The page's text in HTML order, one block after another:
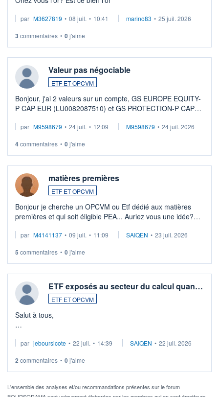
par M3627819 • 08 juil. • 10:41 marino83 • 25 juil. 2026
3 commentaires • 0j'aime
Valeur pas négociable
ETF ET OPCVM
Bonjour, j'ai 2 valeurs sur un compte, GS EUROPE EQUITY-
P CAP EUR (LU0082087510) et GS PROTECTION-P CAP
veux procéder à la vente, on me signale ...
par M9598679 • 24 juil. • 12:09 M9598679 • 24 juil. 2026
4commentaires • 0j'aime
matières premières
ETF ET OPCVM
Bonjour je cherche un OPCVM ou Etf dédié aux matières
premières et qui soit éligible PEA... Auriez vous une idée?
par M4141137 • 09 juil. • 11:09 SAIQEN • 23 juil. 2026
5 commentaires • 0j'aime
ETF exposés au secteur du calcul quan…
ETF ET OPCVM
Salut à tous,
via un ETF plutôt que des actions individuelles.
Idéalement, je voudrais qu'il soit éligible au PEA.
Pour l' ...
par jeboursicote • 22 juil. • 14:39 SAIQEN • 22 juil. 2026
2 commentaires • 0j'aime
L'ensemble des analyses et/ou recommandations présentes sur le forum